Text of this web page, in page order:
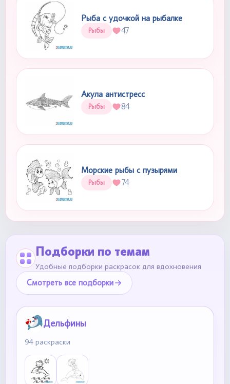
Рыба с удочкой на рыбалке
Рыбы 47
Акула антистресс
Рыбы 84
Морские рыбы с пузырями
Рыбы 74
Подборки по темам
Удобные подборки раскрасок для вдохновения
Смотреть все подборки
Дельфины
94 раскраски